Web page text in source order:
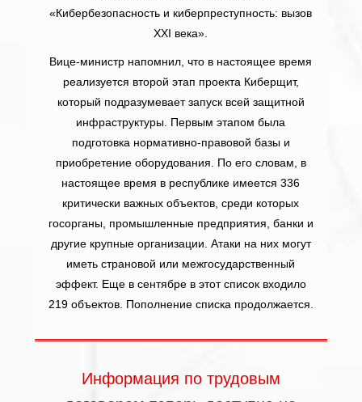
«Кибербезопасность и киберпреступность: вызов
XXI века».
Вице-министр напомнил, что в настоящее время
реализуется второй этап проекта Киберщит,
который подразумевает запуск всей защитной
инфраструктуры. Первым этапом была
подготовка нормативно-правовой базы и
приобретение оборудования. По его словам, в
настоящее время в республике имеется 336
критически важных объектов, среди которых
госорганы, промышленные предприятия, банки и
другие крупные организации. Атаки на них могут
иметь страновой или межгосударственный
эффект. Еще в сентябре в этот список входило
219 объектов. Пополнение списка продолжается.
Информация по трудовым